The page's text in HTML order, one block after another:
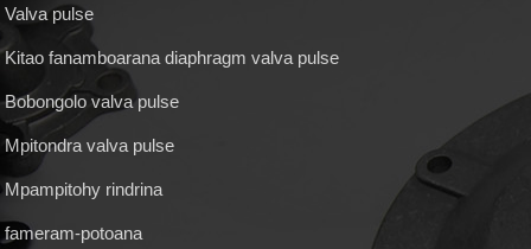
Valva pulse
Kitao fanamboarana diaphragm valva pulse
Bobongolo valva pulse
Mpitondra valva pulse
Mpampitohy rindrina
fameram-potoana